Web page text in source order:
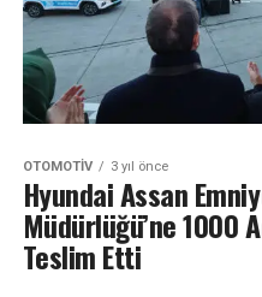
OTOMOTIV 3 yıl önce
Hyundai Assan
Müdürlüğü’ne 1000
Teslim Etti